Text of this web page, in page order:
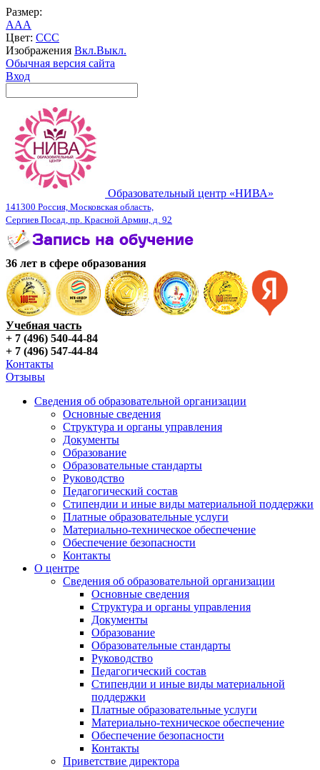
Размер:
AAA
Цвет: CCC
Изображения Вкл.Выкл.
Обычная версия сайта
Вход
Образовательный центр «НИВА»
141300 Россия, Московская область,
Сергиев Посад, пр. Красной Армии, д. 92
36 лет в сфере образования
Учебная часть
+ 7 (496) 540-44-84
+ 7 (496) 547-44-84
Контакты
Отзывы
Сведения об образовательной организации
Основные сведения
Структура и органы управления
Документы
Образование
Образовательные стандарты
Руководство
Педагогический состав
Стипендии и иные виды материальной поддержки
Платные образовательные услуги
Материально-техническое обеспечение
Обеспечение безопасности
Контакты
О центре
Сведения об образовательной организации
Основные сведения
Структура и органы управления
Документы
Образование
Образовательные стандарты
Руководство
Педагогический состав
Стипендии и иные виды материальной
поддержки
Платные образовательные услуги
Материально-техническое обеспечение
Обеспечение безопасности
Контакты
Приветствие директора